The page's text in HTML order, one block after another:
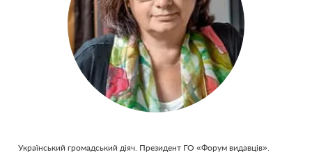
Український громадський діяч. Президент ГО «Форум видавців».